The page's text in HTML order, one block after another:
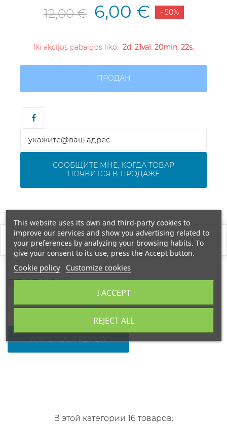
12,00 € 6,00 € - 50%
Iki akcijos pabaigos liko: 2d. 21val. 20min. 22s.
ПРОДАН
СООБЩИТЕ МНЕ, КОГДА ТОВАР
ПОЯВИТСЯ В ПРОДАЖЕ
REVIEWS
WRITE YOUR REVIEW
В этой категории 16 товаров:
This website uses its own and third-party cookies to
improve our services and show you advertising related to
your preferences by analyzing your browsing habits. To
give your consent to its use, press the Accept button.
Cookie policy Customize cookies
REJECT ALL
I ACCEPT